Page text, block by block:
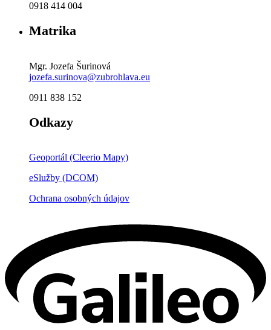
0918 414 004
Matrika
Mgr. Jozefa Šurinová
jozefa.surinova@zubrohlava.eu
0911 838 152
Odkazy
Geoportál (Cleerio Mapy)
eSlužby (DCOM)
Ochrana osobných údajov